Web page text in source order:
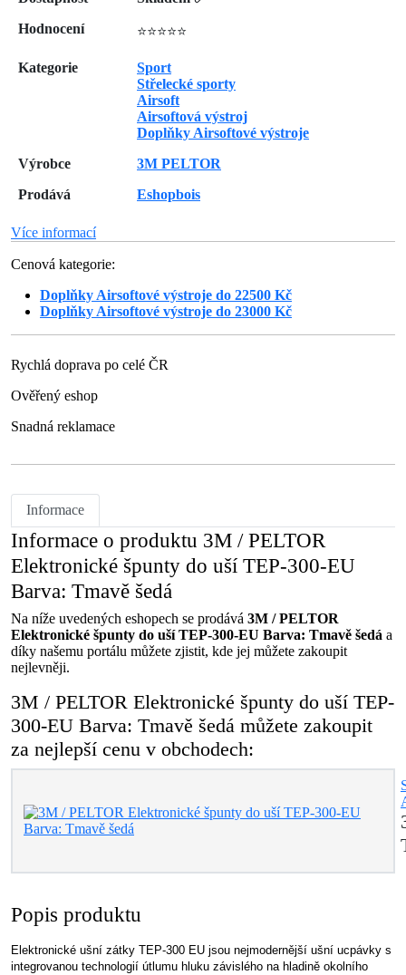
Hodnocení
⭐⭐⭐⭐⭐
Kategorie
Sport
Střelecké sporty
Airsoft
Airsoftová výstroj
Doplňky Airsoftové výstroje
Výrobce
3M PELTOR
Prodává
Eshopbois
Více informací
Cenová kategorie:
Doplňky Airsoftové výstroje do 22500 Kč
Doplňky Airsoftové výstroje do 23000 Kč
Rychlá doprava po celé ČR
Ověřený eshop
Snadná reklamace
Informace
Informace o produktu 3M / PELTOR
Elektronické špunty do uší TEP-300-EU
Barva: Tmavě šedá
Na níže uvedených eshopech se prodává 3M / PELTOR
Elektronické špunty do uší TEP-300-EU Barva: Tmavě šedá a
díky našemu portálu můžete zjistit, kde jej můžete zakoupit
nejlevněji.
3M / PELTOR Elektronické špunty do uší TEP-
300-EU Barva: Tmavě šedá můžete zakoupit
za nejlepší cenu v obchodech:
Popis produktu
Elektronické ušní zátky TEP-300 EU jsou nejmodernější ušní ucpávky s
integrovanou technologií útlumu hluku závislého na hladině okolního